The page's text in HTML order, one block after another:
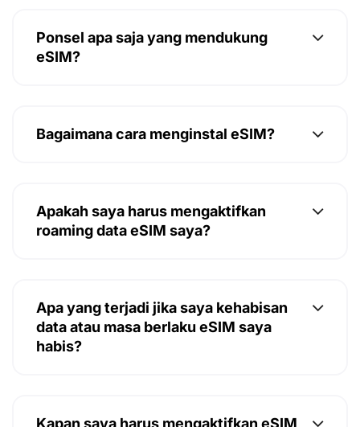
Ponsel apa saja yang mendukung
eSIM?
Bagaimana cara menginstal eSIM?
Apakah saya harus mengaktifkan
roaming data eSIM saya?
Apa yang terjadi jika saya kehabisan
data atau masa berlaku eSIM saya
habis?
Kapan saya harus mengaktifkan eSIM